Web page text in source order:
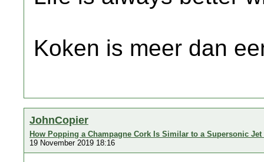
Koken is meer dan
JohnCopier
How Popping a Champagne Cork Is Similar to a Supersonic Jet
19 November 2019 18:16